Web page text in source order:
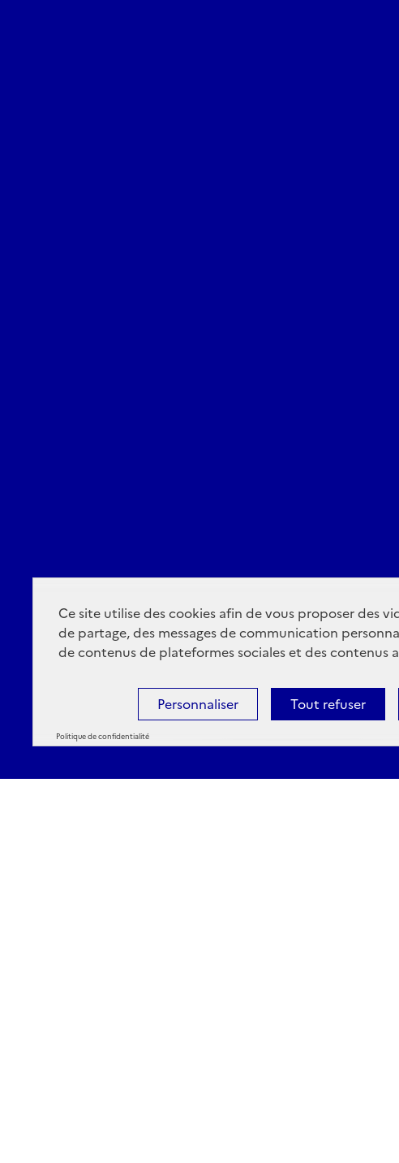
Ce site utilise des cookies afin de vous proposer des
de partage, des messages de communication
de contenus de plateformes sociales et des contenus
Tout refuser
Personnaliser
Politique de confidentialité